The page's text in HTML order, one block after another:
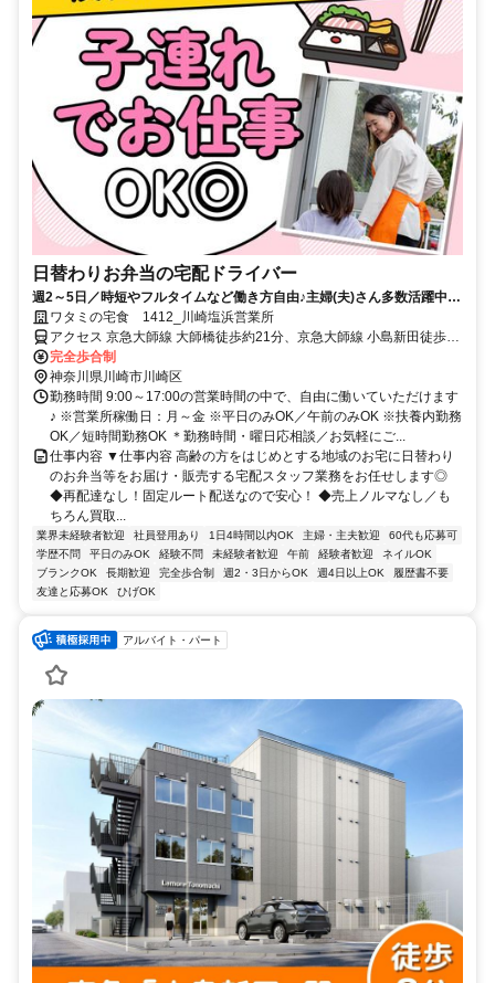
日替わりお弁当の宅配ドライバー
週2～5日／時短やフルタイムなど働き方自由♪主婦(夫)さん多数活躍中！
サポート体制バッチリなのでお子さんの行事でのお休みなども取りやす
い◎
ワタミの宅食 1412_川崎塩浜営業所
アクセス 京急大師線 大師橋徒歩約21分、京急大師線 小島新田徒歩約
22分、京急大師線 東門前徒歩約23分
完全歩合制
神奈川県川崎市川崎区
勤務時間 9:00～17:00の営業時間の中で、自由に働いていただけます
♪ ※営業所稼働日：月～金 ※平日のみOK／午前のみOK ※扶養内勤務
OK／短時間勤務OK ＊勤務時間・曜日応相談／お気軽にご...
仕事内容 ▼仕事内容 高齢の方をはじめとする地域のお宅に日替わり
のお弁当等をお届け・販売する宅配スタッフ業務をお任せします◎
◆再配達なし！固定ルート配送なので安心！ ◆売上ノルマなし／も
ちろん買取...
業界未経験者歓迎 社員登用あり 1日4時間以内OK 主婦・主夫歓迎
60代も応募可
学歴不問
平日のみOK 経験不問 未経験者歓迎 午前 経験者歓迎
ネイルOK
ブランクOK
長期歓迎 完全歩合制 週2・3日からOK 週4日以上OK
履歴書不要
友達と応募OK
ひげOK
アルバイト・パート